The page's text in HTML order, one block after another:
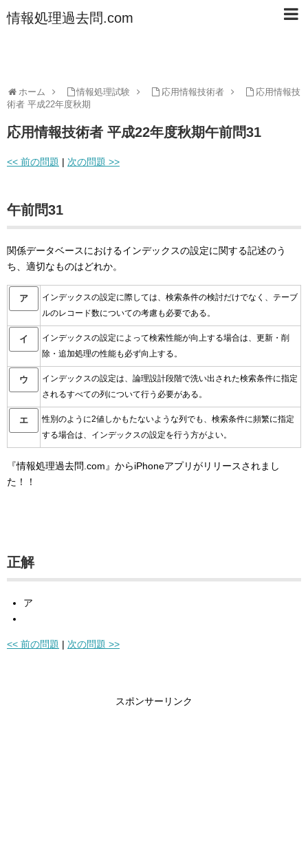
情報処理過去問.com
ホーム 情報処理試験 応用情報技術者
応用情報技
術者 平成22年度秋期
応用情報技術者 平成22年度秋期午前問31
<< 前の問題 | 次の問題 >>
午前問31
関係データベースにおけるインデックスの設定に関する記述のう
ち、適切なものはどれか。
ア
インデックスの設定に際しては、検索条件の検討だけでなく、テーブ
ルのレコード数についての考慮も必要である。
イ
インデックスの設定によって検索性能が向上する場合は、更新・削
除・追加処理の性能も必ず向上する。
ウ
インデックスの設定は、論理設計段階で洗い出された検索条件に指定
されるすべての列について行う必要がある。
エ
性別のように2値しかもたないような列でも、検索条件に頻繁に指定
する場合は、インデックスの設定を行う方がよい。
『情報処理過去問.com』からiPhoneアプリがリリースされまし
た！！
正解
ア
<< 前の問題 | 次の問題 >>
スポンサーリンク